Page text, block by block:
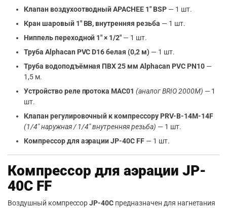
Клапан воздухоотводный APACHEE 1″ BSP— 1 шт.
Кран шаровый 1″ ВВ, внутренняя резьба — 1 шт.
Ниппель переходной 1″ × 1/2″ — 1 шт.
Труба Alphacan PVC D16 белая (0,2 м)— 1 шт.
Труба водоподъёмная ПВХ 25 мм Alphacan PVC PN10—
1,5 м.
Устройство реле протока MAC01 (аналог BRIO 2000M) — 1
шт.
Клапан регулировочный к компрессору PRV-B-14M-14F
(1/4″ наружная / 1/4″ внутренняя резьба) — 1 шт.
Компрессор для аэрации JP-40C FF — 1 шт.
Компрессор для аэрации JP-
40C FF
Воздушный компрессорJP-40C предназначен для нагнетания